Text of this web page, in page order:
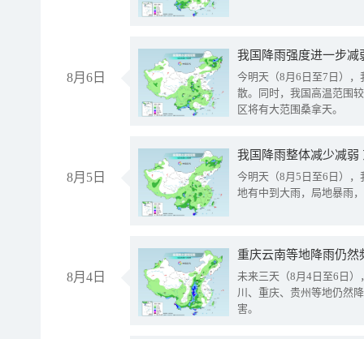
8月6日
今明天（8月6日至7日）
散。同时，我国高温范围
区将有大范围桑拿天。
8月5日
我国降雨整体减少减弱
今明天（8月5日至6日）
地有中到大雨，局地暴雨
8月4日
重庆云南等地降雨仍然
未来三天（8月4日至6日
川、重庆、贵州等地仍然
害。